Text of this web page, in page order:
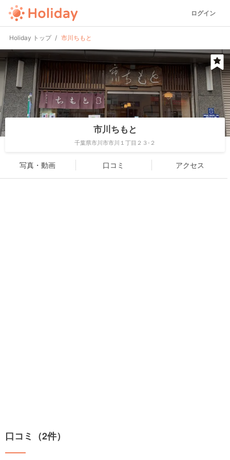
ログイン
Holiday トップ 市川ちもと
市川ちもと
千葉県市川市市川１丁目２３-２
写真・動画 口コミ アクセス
口コミ（2件）